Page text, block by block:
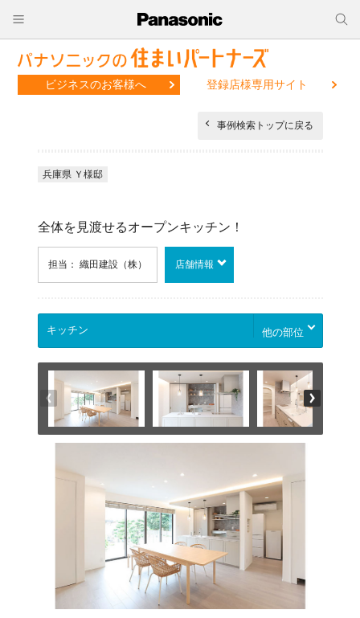
ビジネスのお客様へ 登録店様専用サイト
事例検索トップに戻る
兵庫県 Ｙ様邸
全体を見渡せるオープンキッチン！
担当： 織田建設（株） 店舗情報
他の部位